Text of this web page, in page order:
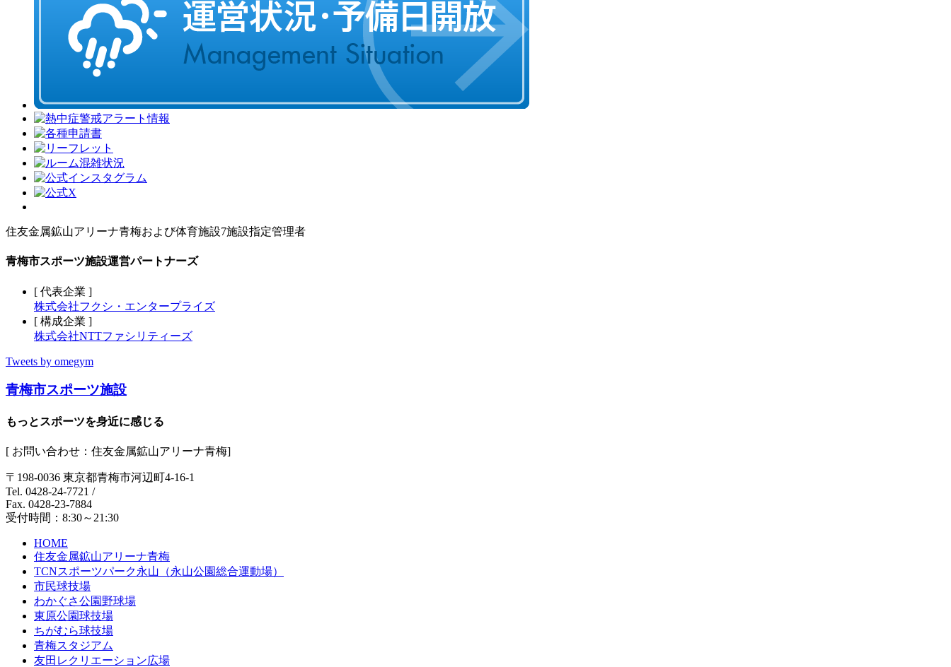
住友金属鉱山アリーナ青梅および体育施設7施設指定管理者
青梅市スポーツ施設運営パートナーズ
[ 代表企業 ]
株式会社フクシ・エンタープライズ
[ 構成企業 ]
株式会社NTTファシリティーズ
Tweets by omegym
青梅市スポーツ施設
もっとスポーツを身近に感じる
[ お問い合わせ：住友金属鉱山アリーナ青梅]
〒198-0036 東京都青梅市河辺町4-16-1
Tel. 0428-24-7721 /
Fax. 0428-23-7884
受付時間：8:30～21:30
HOME
住友金属鉱山アリーナ青梅
TCNスポーツパーク永山（永山公園総合運動場）
市民球技場
わかぐさ公園野球場
東原公園球技場
ちがむら球技場
青梅スタジアム
友田レクリエーション広場